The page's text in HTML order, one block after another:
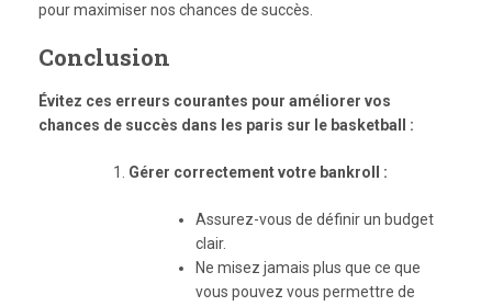
pour maximiser nos chances de succès.
Conclusion
Évitez ces erreurs courantes pour améliorer vos
chances de succès dans les paris sur le basketball :
Gérer correctement votre bankroll :
Assurez-vous de définir un budget
clair.
Ne misez jamais plus que ce que
vous pouvez vous permettre de